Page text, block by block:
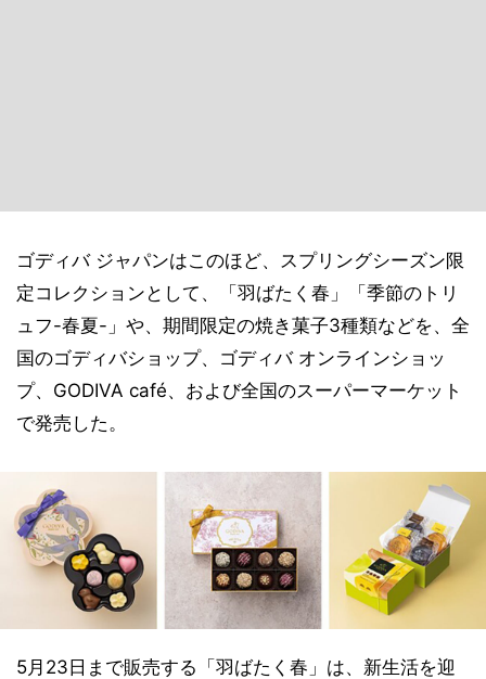
ゴディバ ジャパンはこのほど、スプリングシーズン限
定コレクションとして、「羽ばたく春」「季節のトリ
ュフ-春夏-」や、期間限定の焼き菓子3種類などを、全
国のゴディバショップ、ゴディバ オンラインショッ
プ、GODIVA café、および全国のスーパーマーケット
で発売した。
5月23日まで販売する「羽ばたく春」は、新生活を迎